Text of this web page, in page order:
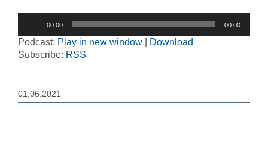
00:00 00:00
Podcast: Play in new window
Download
Subscribe: RSS
01.06.2021